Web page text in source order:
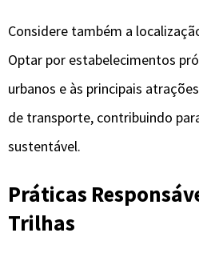
Considere também a
Optar por estabelecimentos
urbanos e às principais
de transporte, contribuindo
sustentável.
Práticas
Trilhas